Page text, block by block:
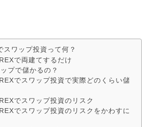
スワップ投資って何？
で両建てするだけ
プで儲かるの？
でスワップ投資で実際どのくらい儲
でスワップ投資のリスク
でスワップ投資のリスクをかわすに